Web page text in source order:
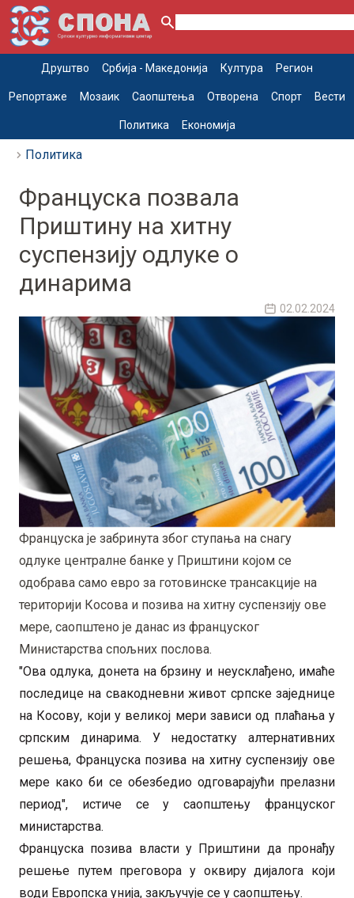
Друштво Србија - Македонија Култура Регион
Репортаже Мозаик Саопштења Отворена Спорт Вести
Политика Економија
Политика
Француска позвала
Приштину на хитну
суспензију одлуке о
динарима
02.02.2024
Француска је забринута због ступања на снагу
одлуке централне банке у Приштини којом се
одобрава само евро за готовинске трансакције на
територији Косова и позива на хитну суспензију ове
мере, саопштено је данас из француског
Министарства спољних послова.
"Ова одлука, донета на брзину и неусклађено, имаће
последице на свакодневни живот српске заједнице
на Косову, који у великој мери зависи од плаћања у
српским динарима. У недостатку алтернативних
решења, Француска позива на хитну суспензију ове
мере како би се обезбедио одговарајући прелазни
период", истиче се у саопштењу француског
министарства.
Француска позива власти у Приштини да пронађу
решење путем преговора у оквиру дијалога који
води Европска унија, закључује се у саопштењу.